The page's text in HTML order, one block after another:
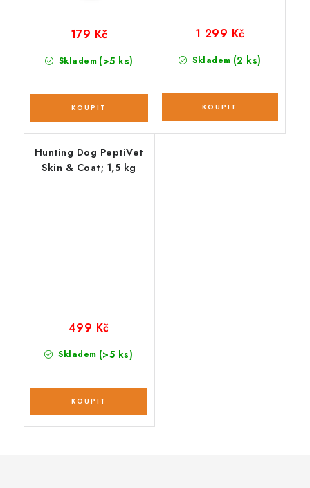
Skladem (>5 ks)
179 Kč
Skladem (2 ks)
1 299 Kč
Hunting Dog PeptiVet
Skin & Coat; 1,5 kg
Skladem (>5 ks)
499 Kč